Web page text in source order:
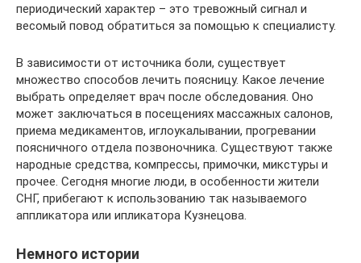
периодический характер – это тревожный сигнал и
весомый повод обратиться за помощью к специалисту.
В зависимости от источника боли, существует
множество способов лечить поясницу. Какое лечение
выбрать определяет врач после обследования. Оно
может заключаться в посещениях массажных салонов,
приема медикаментов, иглоукалывании, прогревании
поясничного отдела позвоночника. Существуют также
народные средства, компрессы, примочки, микстуры и
прочее. Сегодня многие люди, в особенности жители
СНГ, прибегают к использованию так называемого
аппликатора или ипликатора Кузнецова.
Немного истории